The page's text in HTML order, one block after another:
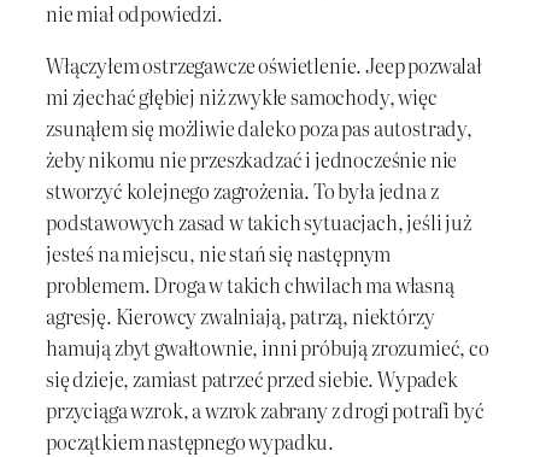
nie miał odpowiedzi.
Włączyłem ostrzegawcze oświetlenie. Jeep pozwalał
mi zjechać głębiej niż zwykłe samochody, więc
zsunąłem się możliwie daleko poza pas autostrady,
żeby nikomu nie przeszkadzać i jednocześnie nie
stworzyć kolejnego zagrożenia. To była jedna z
podstawowych zasad w takich sytuacjach, jeśli już
jesteś na miejscu, nie stań się następnym
problemem. Droga w takich chwilach ma własną
agresję. Kierowcy zwalniają, patrzą, niektórzy
hamują zbyt gwałtownie, inni próbują zrozumieć, co
się dzieje, zamiast patrzeć przed siebie. Wypadek
przyciąga wzrok, a wzrok zabrany z drogi potrafi być
początkiem następnego wypadku.